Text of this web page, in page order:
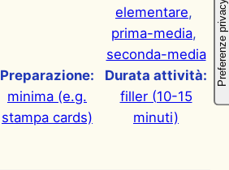
elementare
prima-media
seconda-media
Preparazione:
minima (e.g.
stampa cards)
Durata attività:
filler (10-15
minuti)